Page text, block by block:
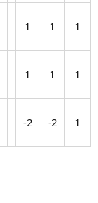
1​ 1​ 1​
1​ 1​ 1​
-2​ -2​ 1​